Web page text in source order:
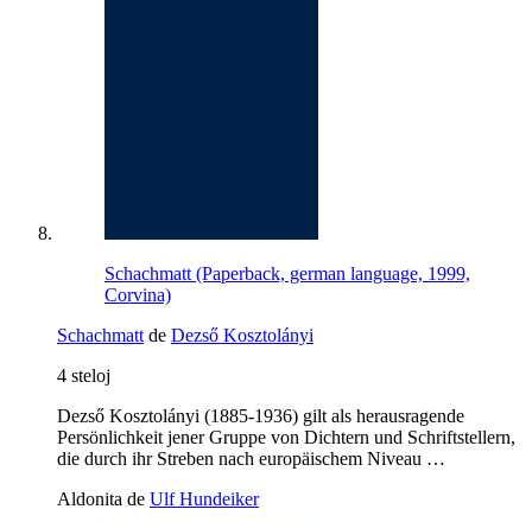
Schachmatt (Paperback, german language, 1999,
Corvina)
Schachmatt de Dezső Kosztolányi
4 steloj
Dezső Kosztolányi (1885-1936) gilt als herausragende
Persönlichkeit jener Gruppe von Dichtern und Schriftstellern,
die durch ihr Streben nach europäischem Niveau …
Aldonita de Ulf Hundeiker